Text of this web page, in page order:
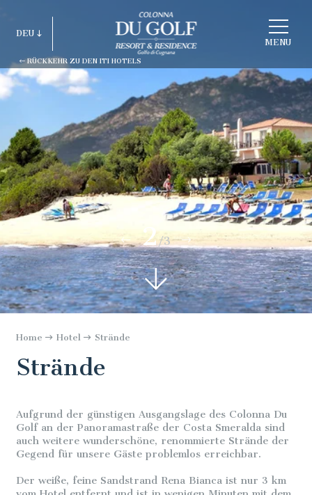
MENU
RÜCKKEHR ZU DEN ITI HOTELS
DEU
ITA
RUS
2/3
Home Hotel Strände
Strände
Aufgrund der günstigen Ausgangslage des Colonna Du
Golf an der Panoramastraße der Costa Smeralda sind
auch weitere wunderschöne, renommierte Strände der
Gegend für unsere Gäste problemlos erreichbar.
Der weiße, feine Sandstrand Rena Bianca ist nur 3 km